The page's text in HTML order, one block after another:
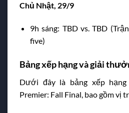
Chủ Nhật, 29/9
9h sáng: TBD vs. TBD
five)
Bảng xếp hạng và giải
Dưới đây là bảng xếp
Premier: Fall Final, bao gồm vị